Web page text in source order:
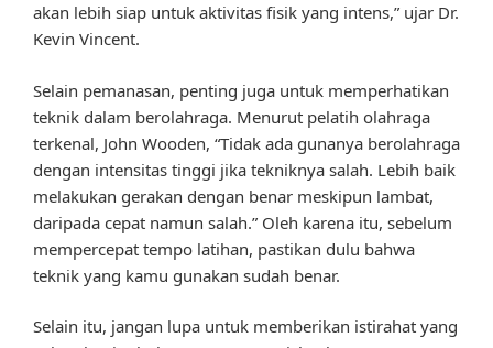
akan lebih siap untuk aktivitas fisik yang intens,” ujar Dr.
Kevin Vincent.
Selain pemanasan, penting juga untuk memperhatikan
teknik dalam berolahraga. Menurut pelatih olahraga
terkenal, John Wooden, “Tidak ada gunanya berolahraga
dengan intensitas tinggi jika tekniknya salah. Lebih baik
melakukan gerakan dengan benar meskipun lambat,
daripada cepat namun salah.” Oleh karena itu, sebelum
mempercepat tempo latihan, pastikan dulu bahwa
teknik yang kamu gunakan sudah benar.
Selain itu, jangan lupa untuk memberikan istirahat yang